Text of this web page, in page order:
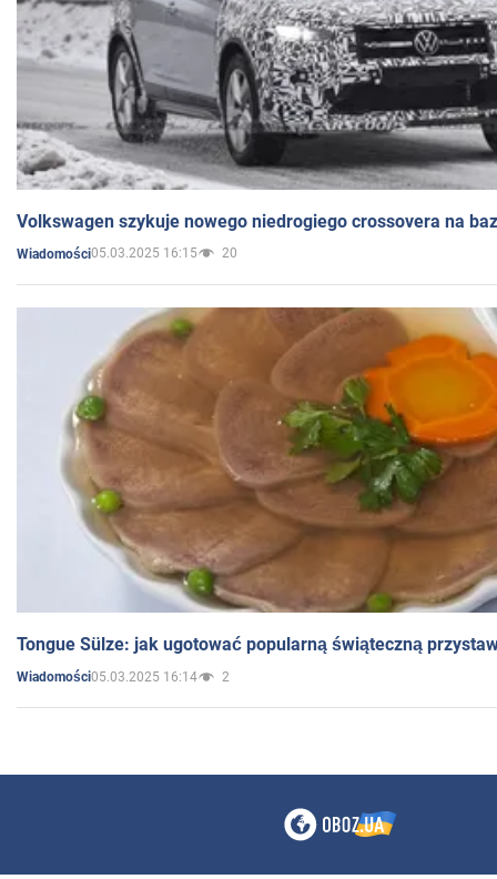
Volkswagen szykuje nowego niedrogiego crossovera na
Wiadomości05.03.2025 16:15 20
Tongue Sülze: jak ugotować popularną świąteczną
Wiadomości05.03.2025 16:14 2